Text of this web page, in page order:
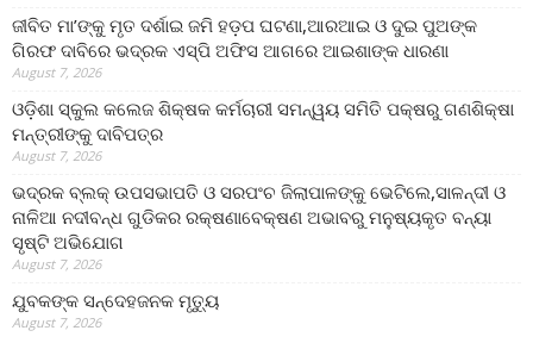
ଜୀବିତ ମା’ଙ୍କୁ ମୃତ ଦର୍ଶାଇ ଜମି ହଡ଼ପ ଘଟଣା,ଆରଆଇ ଓ ଦୁଇ ପୁଅଙ୍କ
ଗିରଫ ଦାବିରେ ଭଦ୍ରକ ଏସ୍‌ପି ଅଫିସ ଆଗରେ ଆଇଶାଙ୍କ ଧାରଣା
August 7, 2026
ଓଡ଼ିଶା ସ୍କୁଲ କଲେଜ ଶିକ୍ଷକ କର୍ମଚାରୀ ସମନ୍ୱୟ ସମିତି ପକ୍ଷରୁ ଗଣଶିକ୍ଷା
ମନ୍ତ୍ରୀଙ୍କୁ ଦାବିପତ୍ର
August 7, 2026
ଭଦ୍ରକ ବ୍ଲକ୍ ଉପସଭାପତି ଓ ସରପଂଚ ଜିଲାପାଳଙ୍କୁ ଭେଟିଲେ,ସାଳନ୍ଦୀ ଓ
ନାଳିଆ ନଦୀବନ୍ଧ ଗୁଡିକର ରକ୍ଷଣାବେକ୍ଷଣ ଅଭାବରୁ ମନୁଷ୍ୟକୃତ ବନ୍ୟା
ସୃଷ୍ଟି ଅଭିଯୋଗ
August 7, 2026
ଯୁବକଙ୍କ ସନ୍ଦେହଜନକ ମୃତ୍ୟୁ
August 7, 2026